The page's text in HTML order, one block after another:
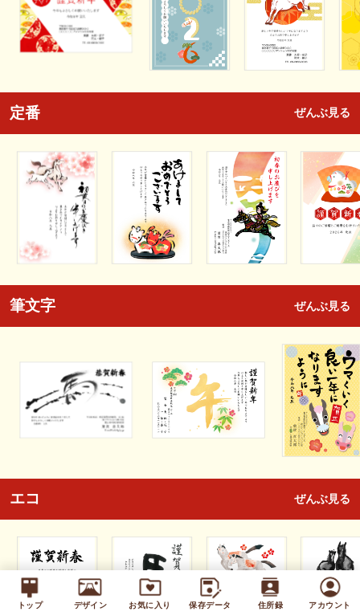
トップ デザイン お気に入り 保存データ 住所録 アカウント
定番 ぜんぶ見る
筆文字 ぜんぶ見る
エコ ぜんぶ見る